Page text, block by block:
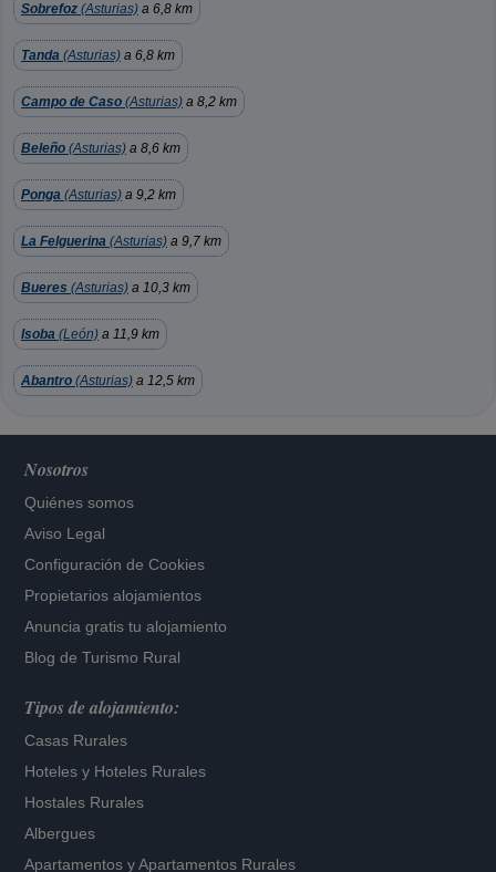
Sobrefoz (Asturias) a 6,8 km
Tanda (Asturias) a 6,8 km
Campo de Caso (Asturias) a 8,2 km
Beleño (Asturias) a 8,6 km
Ponga (Asturias) a 9,2 km
La Felguerina (Asturias) a 9,7 km
Bueres (Asturias) a 10,3 km
Isoba (León) a 11,9 km
Abantro (Asturias) a 12,5 km
Nosotros
Quiénes somos
Aviso Legal
Configuración de Cookies
Propietarios alojamientos
Anuncia gratis tu alojamiento
Blog de Turismo Rural
Tipos de alojamiento:
Casas Rurales
Hoteles y Hoteles Rurales
Hostales Rurales
Albergues
Apartamentos yApartamentos Rurales